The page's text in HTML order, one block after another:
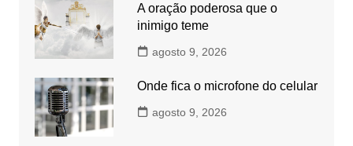
A oração poderosa que o
inimigo teme
agosto 9, 2026
Onde fica o microfone do celular
agosto 9, 2026